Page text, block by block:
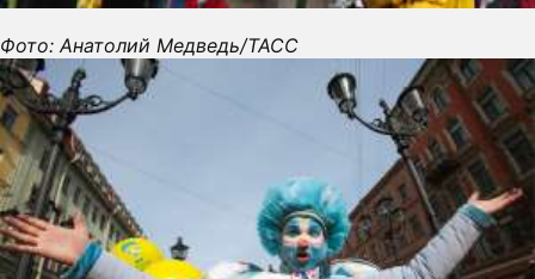
Фото: Анатолий Медведь/ТАСС